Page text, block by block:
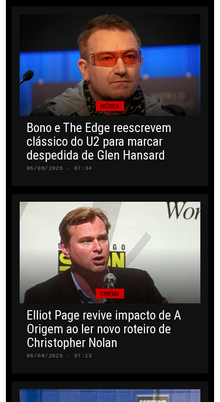
MÚSICA
Bono e The Edge reescrevem
clássico do U2 para marcar
despedida de Glen Hansard
06/08/2026 · 07:34
CINEMA
Elliot Page revive impacto de A
Origem ao ler novo roteiro de
Christopher Nolan
06/08/2026 · 07:13